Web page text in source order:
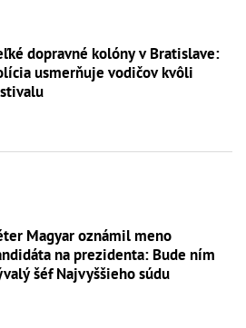
dopravné kolóny v Bratislave:
usmerňuje vodičov kvôli
Magyar oznámil meno
na prezidenta: Bude ním
šéf Najvyššieho súdu